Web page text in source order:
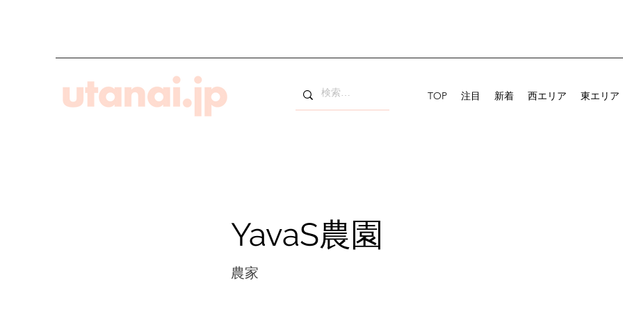
TOP 注目 新着 西エリア 東エリア
YavaS農園
農家